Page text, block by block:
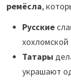
ремёсла,
Русские
Татары
украшают